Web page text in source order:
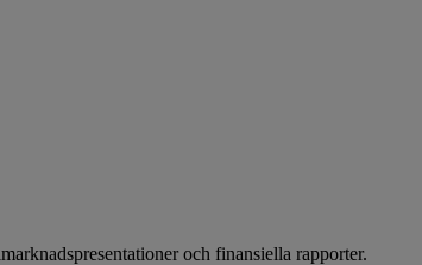
och finansiella rapporter.